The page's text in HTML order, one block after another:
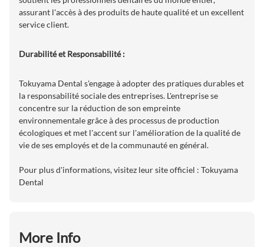
assurant l'accès à des produits de haute qualité et un excellent
service client.
Durabilité et Responsabilité :
Tokuyama Dental s'engage à adopter des pratiques durables et
la responsabilité sociale des entreprises. L'entreprise se
concentre sur la réduction de son empreinte
environnementale grâce à des processus de production
écologiques et met l'accent sur l'amélioration de la qualité de
vie de ses employés et de la communauté en général.
Pour plus d'informations, visitez leur site officiel : Tokuyama
Dental
More Info